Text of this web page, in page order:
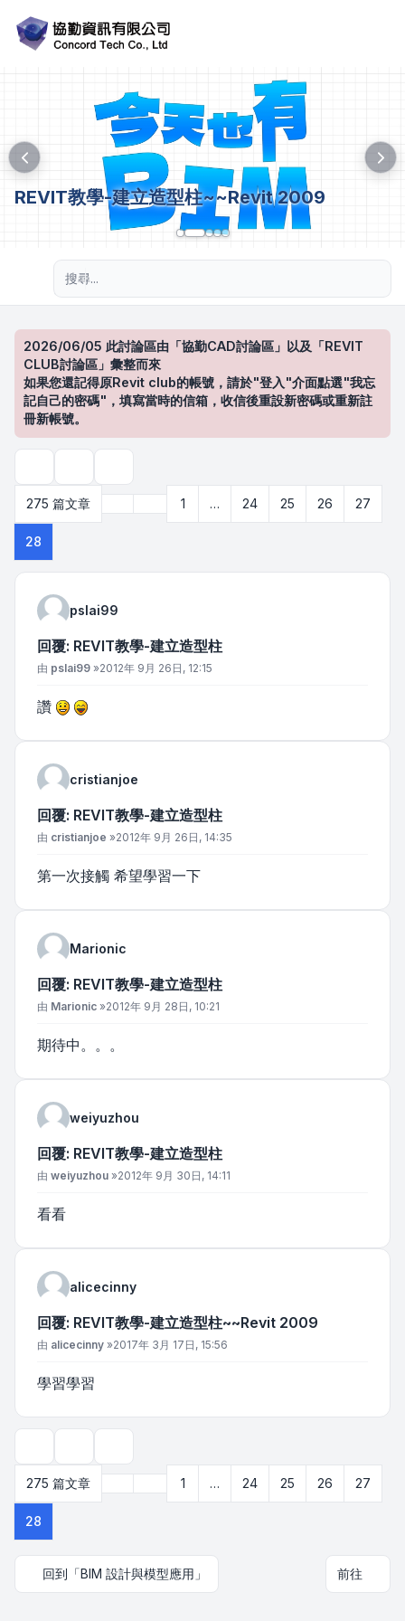
REVIT教學-建立造型柱~~Revit 2009
2026/06/05 此討論區由「協勤CAD討論區」以及「REVIT
CLUB討論區」彙整而來
如果您還記得原Revit club的帳號，請於"登入"介面點選"我忘
記自己的密碼"，填寫當時的信箱，收信後重設新密碼或重新註
冊新帳號。
275 篇文章
第28頁 (共 頁)
上一頁1 … 24 25 26 27
28
pslai99
回覆: REVIT教學-建立造型柱
文章
由 pslai99 »2012年 9月 26日, 12:15
讚
cristianjoe
回覆: REVIT教學-建立造型柱
文章
由 cristianjoe »2012年 9月 26日, 14:35
第一次接觸 希望學習一下
Marionic
回覆: REVIT教學-建立造型柱
文章
由 Marionic »2012年 9月 28日, 10:21
期待中。。。
weiyuzhou
回覆: REVIT教學-建立造型柱
文章
由 weiyuzhou »2012年 9月 30日, 14:11
看看
alicecinny
回覆: REVIT教學-建立造型柱~~Revit 2009
文章
由 alicecinny »2017年 3月 17日, 15:56
學習學習
275 篇文章
第28頁 (共 頁)
上一頁1 … 24 25 26 27
28
回到「BIM 設計與模型應用」 前往